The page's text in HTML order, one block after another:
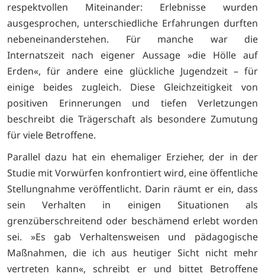
respektvollen Miteinander: Erlebnisse wurden
ausgesprochen, unterschiedliche Erfahrungen durften
nebeneinanderstehen. Für manche war die
Internatszeit nach eigener Aussage »die Hölle auf
Erden«, für andere eine glückliche Jugendzeit – für
einige beides zugleich. Diese Gleichzeitigkeit von
positiven Erinnerungen und tiefen Verletzungen
beschreibt die Trägerschaft als besondere Zumutung
für viele Betroffene.
Parallel dazu hat ein ehemaliger Erzieher, der in der
Studie mit Vorwürfen konfrontiert wird, eine öffentliche
Stellungnahme veröffentlicht. Darin räumt er ein, dass
sein Verhalten in einigen Situationen als
grenzüberschreitend oder beschämend erlebt worden
sei. »Es gab Verhaltensweisen und pädagogische
Maßnahmen, die ich aus heutiger Sicht nicht mehr
vertreten kann«, schreibt er und bittet Betroffene